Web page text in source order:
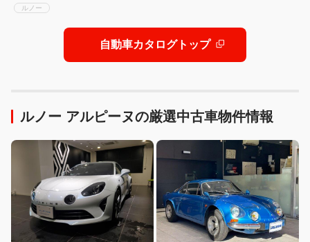
ルノー
自動車カタログトップ
ルノー アルピーヌの厳選中古車物件情報